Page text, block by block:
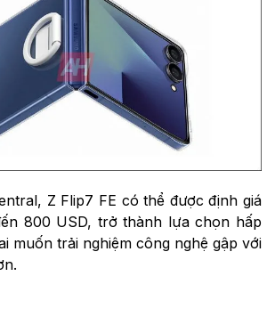
Z Flip7 FE có thể được định giá
800 USD, trở thành lựa chọn hấp
muốn trải nghiệm công nghệ gập với